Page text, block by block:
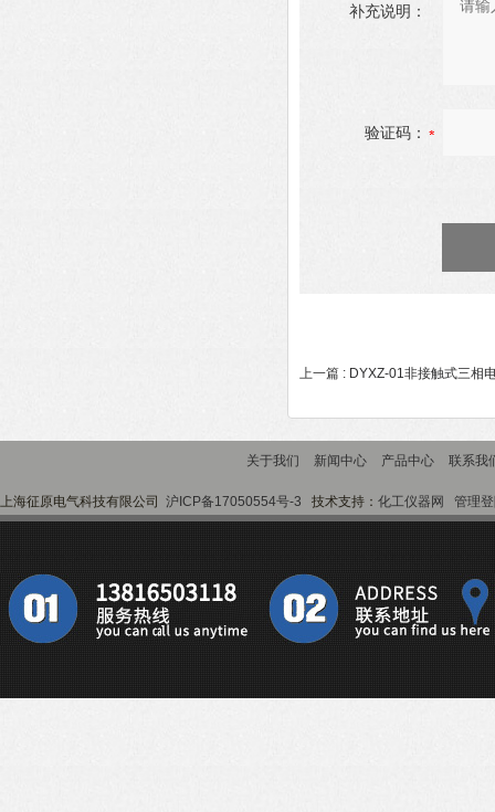
补充说明：
验证码：
上一篇 : DYXZ-01非接触式三相
关于我们 新闻中心 产品中心 联系我
上海征原电气科技有限公司 沪ICP备17050554号-3 技术支持： 化工仪器网 管理